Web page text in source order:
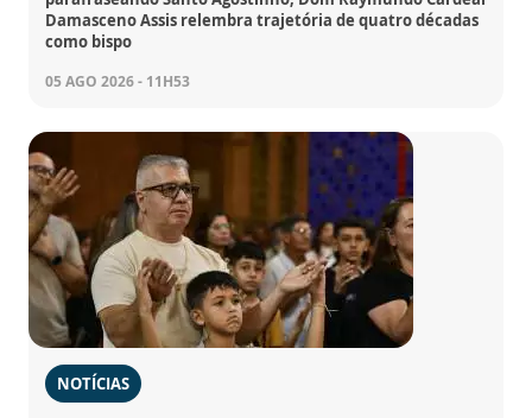
Damasceno Assis relembra trajetória de quatro décadas
como bispo
05 AGO 2026 - 11H53
NOTÍCIAS